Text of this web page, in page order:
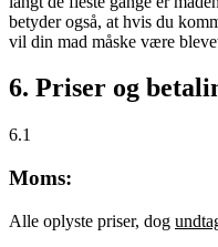
betyder også, at hvis du
vil din mad måske være
6. Priser og
6.1
Moms:
Alle oplyste priser, dog